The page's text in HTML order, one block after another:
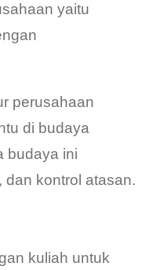
yaitu
perusahaan
di budaya
budaya ini
dan kontrol atasan.
kuliah untuk